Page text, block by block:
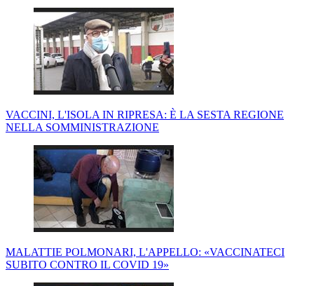
VACCINI, L'ISOLA IN RIPRESA: È LA SESTA REGIONE
NELLA SOMMINISTRAZIONE
MALATTIE POLMONARI, L'APPELLO: «VACCINATECI
SUBITO CONTRO IL COVID 19»